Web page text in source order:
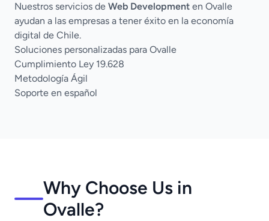
Nuestros servicios de Web Development en Ovalle
ayudan a las empresas a tener éxito en la economía
digital de Chile.
Soluciones personalizadas para Ovalle
Cumplimiento Ley 19.628
Metodología Ágil
Soporte en español
Why Choose Us in
Ovalle?